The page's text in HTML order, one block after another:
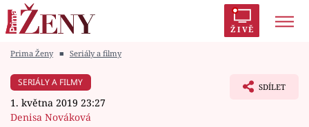
ŽIVĚ
Módní alarm
Prima Ženy ■ Seriály a filmy
SERIÁLY A FILMY
1. května 2019 23:27
Denisa Nováková
SDÍLET